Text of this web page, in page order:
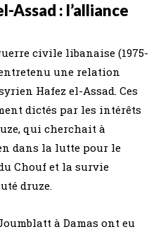
Assad : l’alliance
civile libanaise (1975-
une relation
Hafez el-Assad. Ces
dictés par les intérêts
qui cherchait à
dans la lutte pour le
Chouf et la survie
druze.
à Damas ont eu